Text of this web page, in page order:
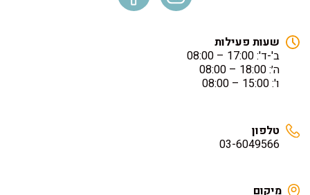
שעות פעילות
ב'-ד': 17:00 – 08:00
ה׳: 18:00 – 08:00
ו': 15:00 – 08:00
טלפון
03-6049566
מיקום